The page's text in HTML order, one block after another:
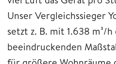
Unser Vergleichssieger
setzt z. B. mit 1.638 m³/h
beeindruckenden